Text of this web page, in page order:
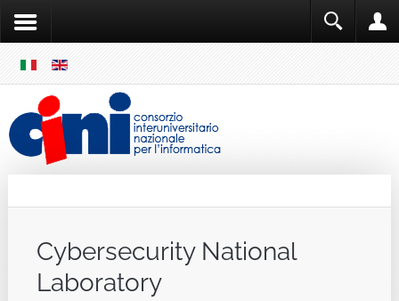
MENU
Cybersecurity National
Laboratory